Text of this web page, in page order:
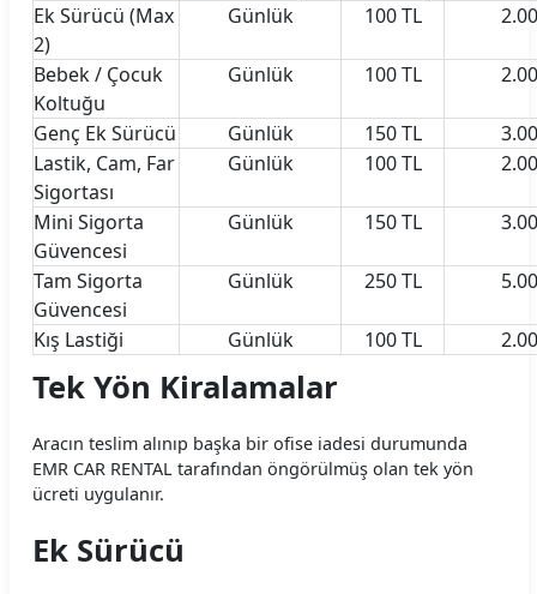
Ek Sürücü (Max
2)
Günlük 100 TL
Bebek / Çocuk
Koltuğu
Günlük 100 TL
Genç Ek Sürücü Günlük 150 TL
Lastik, Cam, Far
Sigortası
Günlük 100 TL
Mini Sigorta
Güvencesi
Günlük 150 TL
Tam Sigorta
Güvencesi
Günlük 250 TL
Kış Lastiği Günlük 100 TL
Tek Yön Kiralamalar
Aracın teslim alınıp başka bir ofise iadesi durumunda
EMR CAR RENTAL tarafından öngörülmüş olan tek yön
ücreti uygulanır.
Ek Sürücü